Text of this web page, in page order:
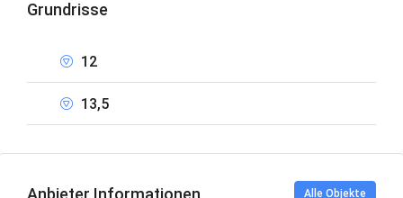
Grundrisse
12
13,5
Anbieter Informationen Alle Objekte